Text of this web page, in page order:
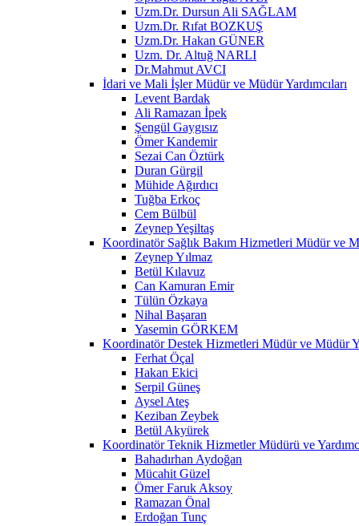
Uzm.Dr. Dursun Ali SAĞLAM
Uzm.Dr. Rıfat BOZKUŞ
Uzm.Dr. Hakan GÜNER
Uzm. Dr. Altuğ NARLI
Dr.Mahmut AVCI
İdari ve Mali İşler Müdür ve Müdür Yardımcıları
Levent Bardak
Ali Ramazan İpek
Şengül Gaygısız
Ömer Kandemir
Sezai Can Öztürk
Duran Gürgil
Mühide Ağırdıcı
Tuğba Erkoç
Cem Bülbül
Zeynep Yeşiltaş
Koordinatör Sağlık Bakım Hizmetleri Müdür ve
Zeynep Yılmaz
Betül Kılavuz
Can Kamuran Emir
Tülün Özkaya
Nihal Başaran
Yasemin GÖRKEM
Koordinatör Destek Hizmetleri Müdür ve Müdür
Ferhat Öçal
Hakan Ekici
Serpil Güneş
Aysel Ateş
Keziban Zeybek
Betül Akyürek
Koordinatör Teknik Hizmetler Müdürü ve
Bahadırhan Aydoğan
Mücahit Güzel
Ömer Faruk Aksoy
Ramazan Önal
Erdoğan Tunç